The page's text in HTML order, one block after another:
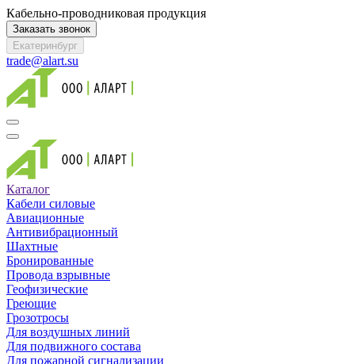
Кабельно-проводниковая продукция
Заказать звонок
Екатеринбург
trade@alart.su
Каталог
Кабели силовые
Авиационные
Антивибрационный
Шахтные
Бронированные
Провода взрывные
Геофизические
Греющие
Грозотросы
Для воздушных линий
Для подвижного состава
Для пожарной сигнализации